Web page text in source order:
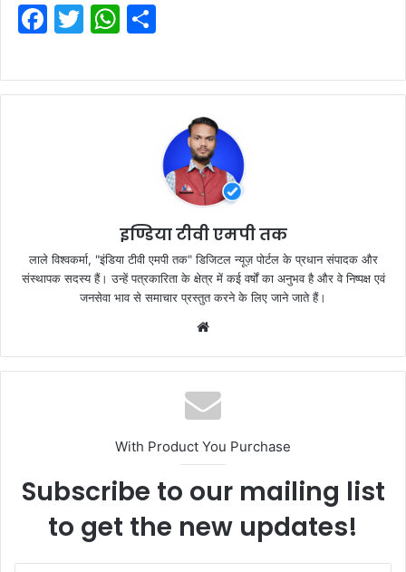
F
c
e
T
itt
er
W
at
s
ar
e
इण्डिया टीवी एमपी तक
लाले विश्वकर्मा, "इंडिया टीवी एमपी तक" डिजिटल न्यूज़ पोर्टल के प्रधान संपादक और
संस्थापक सदस्य हैं। उन्हें पत्रकारिता के क्षेत्र में कई वर्षों का अनुभव है और वे निष्पक्ष एवं
जनसेवा भाव से समाचार प्रस्तुत करने के लिए जाने जाते हैं।
With Product You Purchase
Subscribe to our mailing list
to get the new updates!